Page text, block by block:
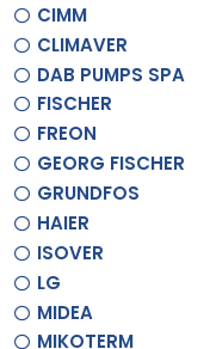
CIMM
CLIMAVER
DAB PUMPS SPA
FISCHER
FREON
GEORG FISCHER
GRUNDFOS
HAIER
ISOVER
LG
MIDEA
MIKOTERM